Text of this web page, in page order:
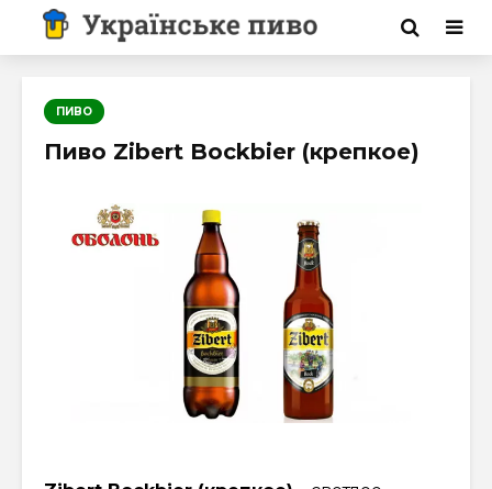
ПИВО
Пиво Zibert Bockbier (крепкое)